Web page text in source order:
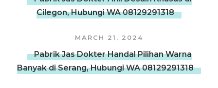
Cilegon, Hubungi WA 08129291318
MARCH 21, 2024
Pabrik Jas Dokter Handal Pilihan Warna
Banyak di Serang, Hubungi WA 08129291318